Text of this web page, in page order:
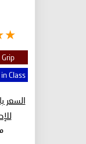
Class
السعر